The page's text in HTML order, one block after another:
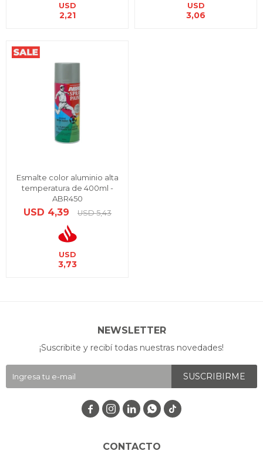
USD
2,21
USD
3,06
Esmalte color aluminio alta
temperatura de 400ml -
ABR450
USD 4,39 USD 5,43
USD
3,73
CONTACTO
NEWSLETTER
¡Suscribite y recibí todas nuestras novedades!
SUSCRIBIRME
   